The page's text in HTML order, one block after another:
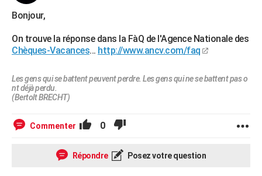
COPAINS D'AVANT
S'inscrire
Se connecter
Lycées
Collèges
Primaires
Universités
Entreprises
Service militaire
Avis de recherche
AVIS DE DÉCÈS
Bricolage
Lifestyle
Culture
Sport
Auto
Television
Voyage
Cinema
Bonjour,
On trouve la réponse dans la FàQ de l'Agence Nationale des
Chèques-Vacances... http://www.ancv.com/faq
Les gens qui se battent peuvent perdre. Les gens qui ne se battent pas o
nt déjà perdu.
(Bertolt BRECHT)
Commenter 0
Répondre Posez votre question